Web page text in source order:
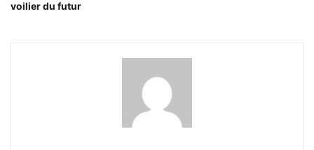
voilier du futur